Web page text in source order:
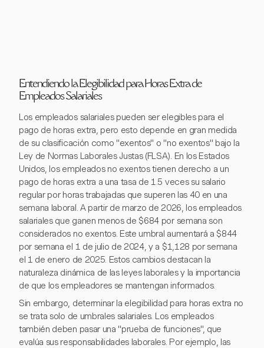
Entendiendo la Elegibilidad para Horas Extra de
Empleados Salariales
Los empleados salariales pueden ser elegibles para el
pago de horas extra, pero esto depende en gran medida
de su clasificación como "exentos" o "no exentos" bajo la
Ley de Normas Laborales Justas (FLSA). En los Estados
Unidos, los empleados no exentos tienen derecho a un
pago de horas extra a una tasa de 1.5 veces su salario
regular por horas trabajadas que superen las 40 en una
semana laboral. A partir de marzo de 2026, los empleados
salariales que ganen menos de $684 por semana son
considerados no exentos. Este umbral aumentará a $844
por semana el 1 de julio de 2024, y a $1,128 por semana
el 1 de enero de 2025. Estos cambios destacan la
naturaleza dinámica de las leyes laborales y la importancia
de que los empleadores se mantengan informados.
Sin embargo, determinar la elegibilidad para horas extra no
se trata solo de umbrales salariales. Los empleados
también deben pasar una "prueba de funciones", que
evalúa sus responsabilidades laborales. Por ejemplo, las